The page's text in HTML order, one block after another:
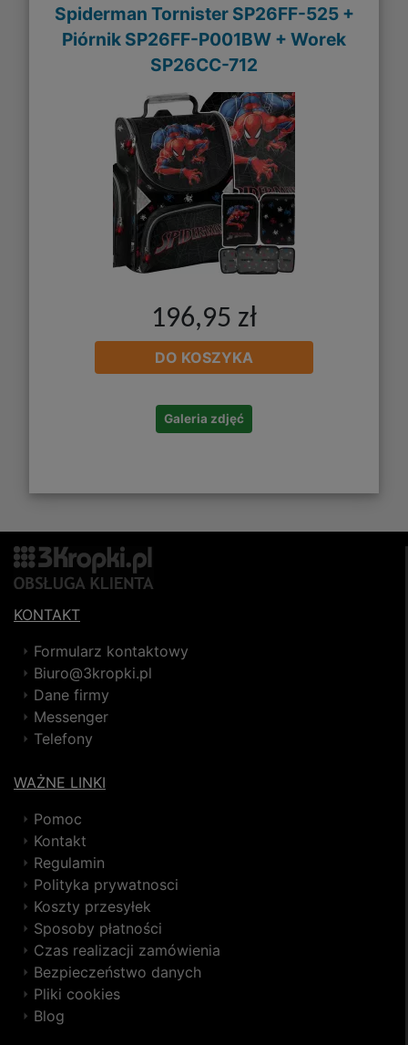
Spiderman Tornister SP26FF-525 +
Piórnik SP26FF-P001BW + Worek
SP26CC-712
196,95 zł
DO KOSZYKA
Galeria zdjęć
KONTAKT
Formularz kontaktowy
Biuro@3kropki.pl
Dane firmy
Messenger
Telefony
WAŻNE LINKI
Pomoc
Kontakt
Regulamin
Polityka prywatnosci
Koszty przesyłek
Sposoby płatności
Czas realizacji zamówienia
Bezpieczeństwo danych
Pliki cookies
Blog